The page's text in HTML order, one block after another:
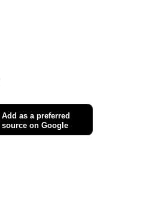
Add as a preferred
source on Google